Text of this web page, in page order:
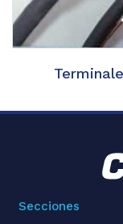
Secciones